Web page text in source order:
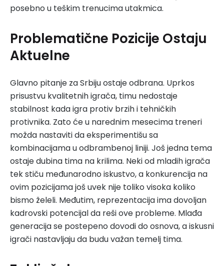
posebno u teškim trenucima utakmica.
Problematične Pozicije Ostaju
Aktuelne
Glavno pitanje za Srbiju ostaje odbrana. Uprkos
prisustvu kvalitetnih igrača, timu nedostaje
stabilnost kada igra protiv brzih i tehničkih
protivnika. Zato će u narednim mesecima treneri
možda nastaviti da eksperimentišu sa
kombinacijama u odbrambenoj liniji. Još jedna tema
ostaje dubina tima na krilima. Neki od mladih igrača
tek stiču međunarodno iskustvo, a konkurencija na
ovim pozicijama još uvek nije toliko visoka koliko
bismo želeli. Međutim, reprezentacija ima dovoljan
kadrovski potencijal da reši ove probleme. Mlađa
generacija se postepeno dovodi do osnova, a iskusni
igrači nastavljaju da budu važan temelj tima.